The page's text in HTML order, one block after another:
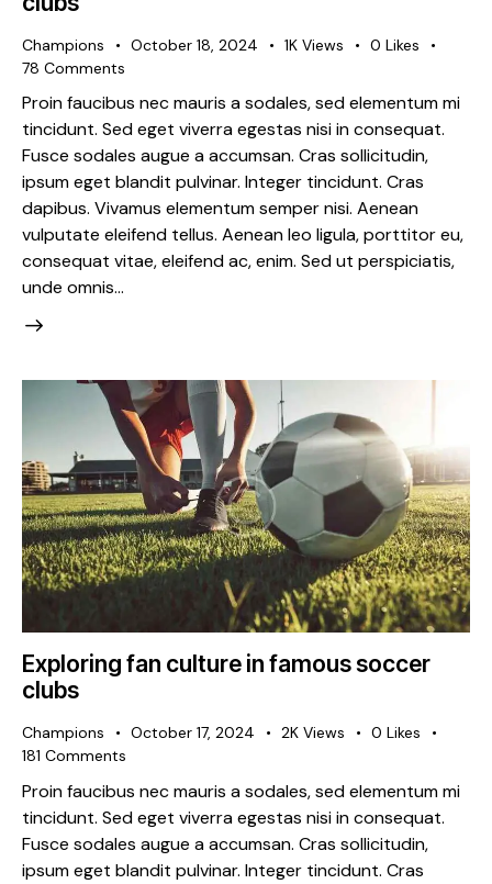
Champions October 18, 2024 1K Views 0 Likes
78 Comments
Proin faucibus nec mauris a sodales, sed elementum mi
tincidunt. Sed eget viverra egestas nisi in consequat.
Fusce sodales augue a accumsan. Cras sollicitudin,
ipsum eget blandit pulvinar. Integer tincidunt. Cras
dapibus. Vivamus elementum semper nisi. Aenean
vulputate eleifend tellus. Aenean leo ligula, porttitor eu,
consequat vitae, eleifend ac, enim. Sed ut perspiciatis,
unde omnis…
Exploring fan culture in famous soccer
clubs
Champions October 17, 2024 2K Views 0 Likes
181 Comments
Proin faucibus nec mauris a sodales, sed elementum mi
tincidunt. Sed eget viverra egestas nisi in consequat.
Fusce sodales augue a accumsan. Cras sollicitudin,
ipsum eget blandit pulvinar. Integer tincidunt. Cras